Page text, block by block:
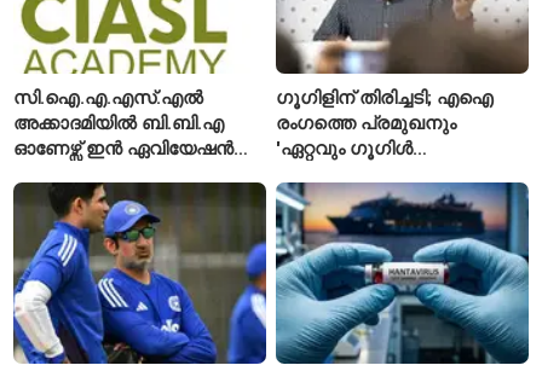
സി.ഐ.എ.എസ്.എൽ
അക്കാദമിയിൽ ബി.ബി.എ
ഓണേഴ്സ് ഇൻ ഏവിയേഷൻ
ഈമാസം 12 വരെ
ഗൂഗിളിന് തിരിച്ചടി; എഐ
രംഗത്തെ പ്രമുഖനും
'ഏറ്റവും ഗൂഗിൾ
വിശേഷിപ്പിക്കപ്പെട്ട
ഗവേഷകൻ രാജിവെച്ചു